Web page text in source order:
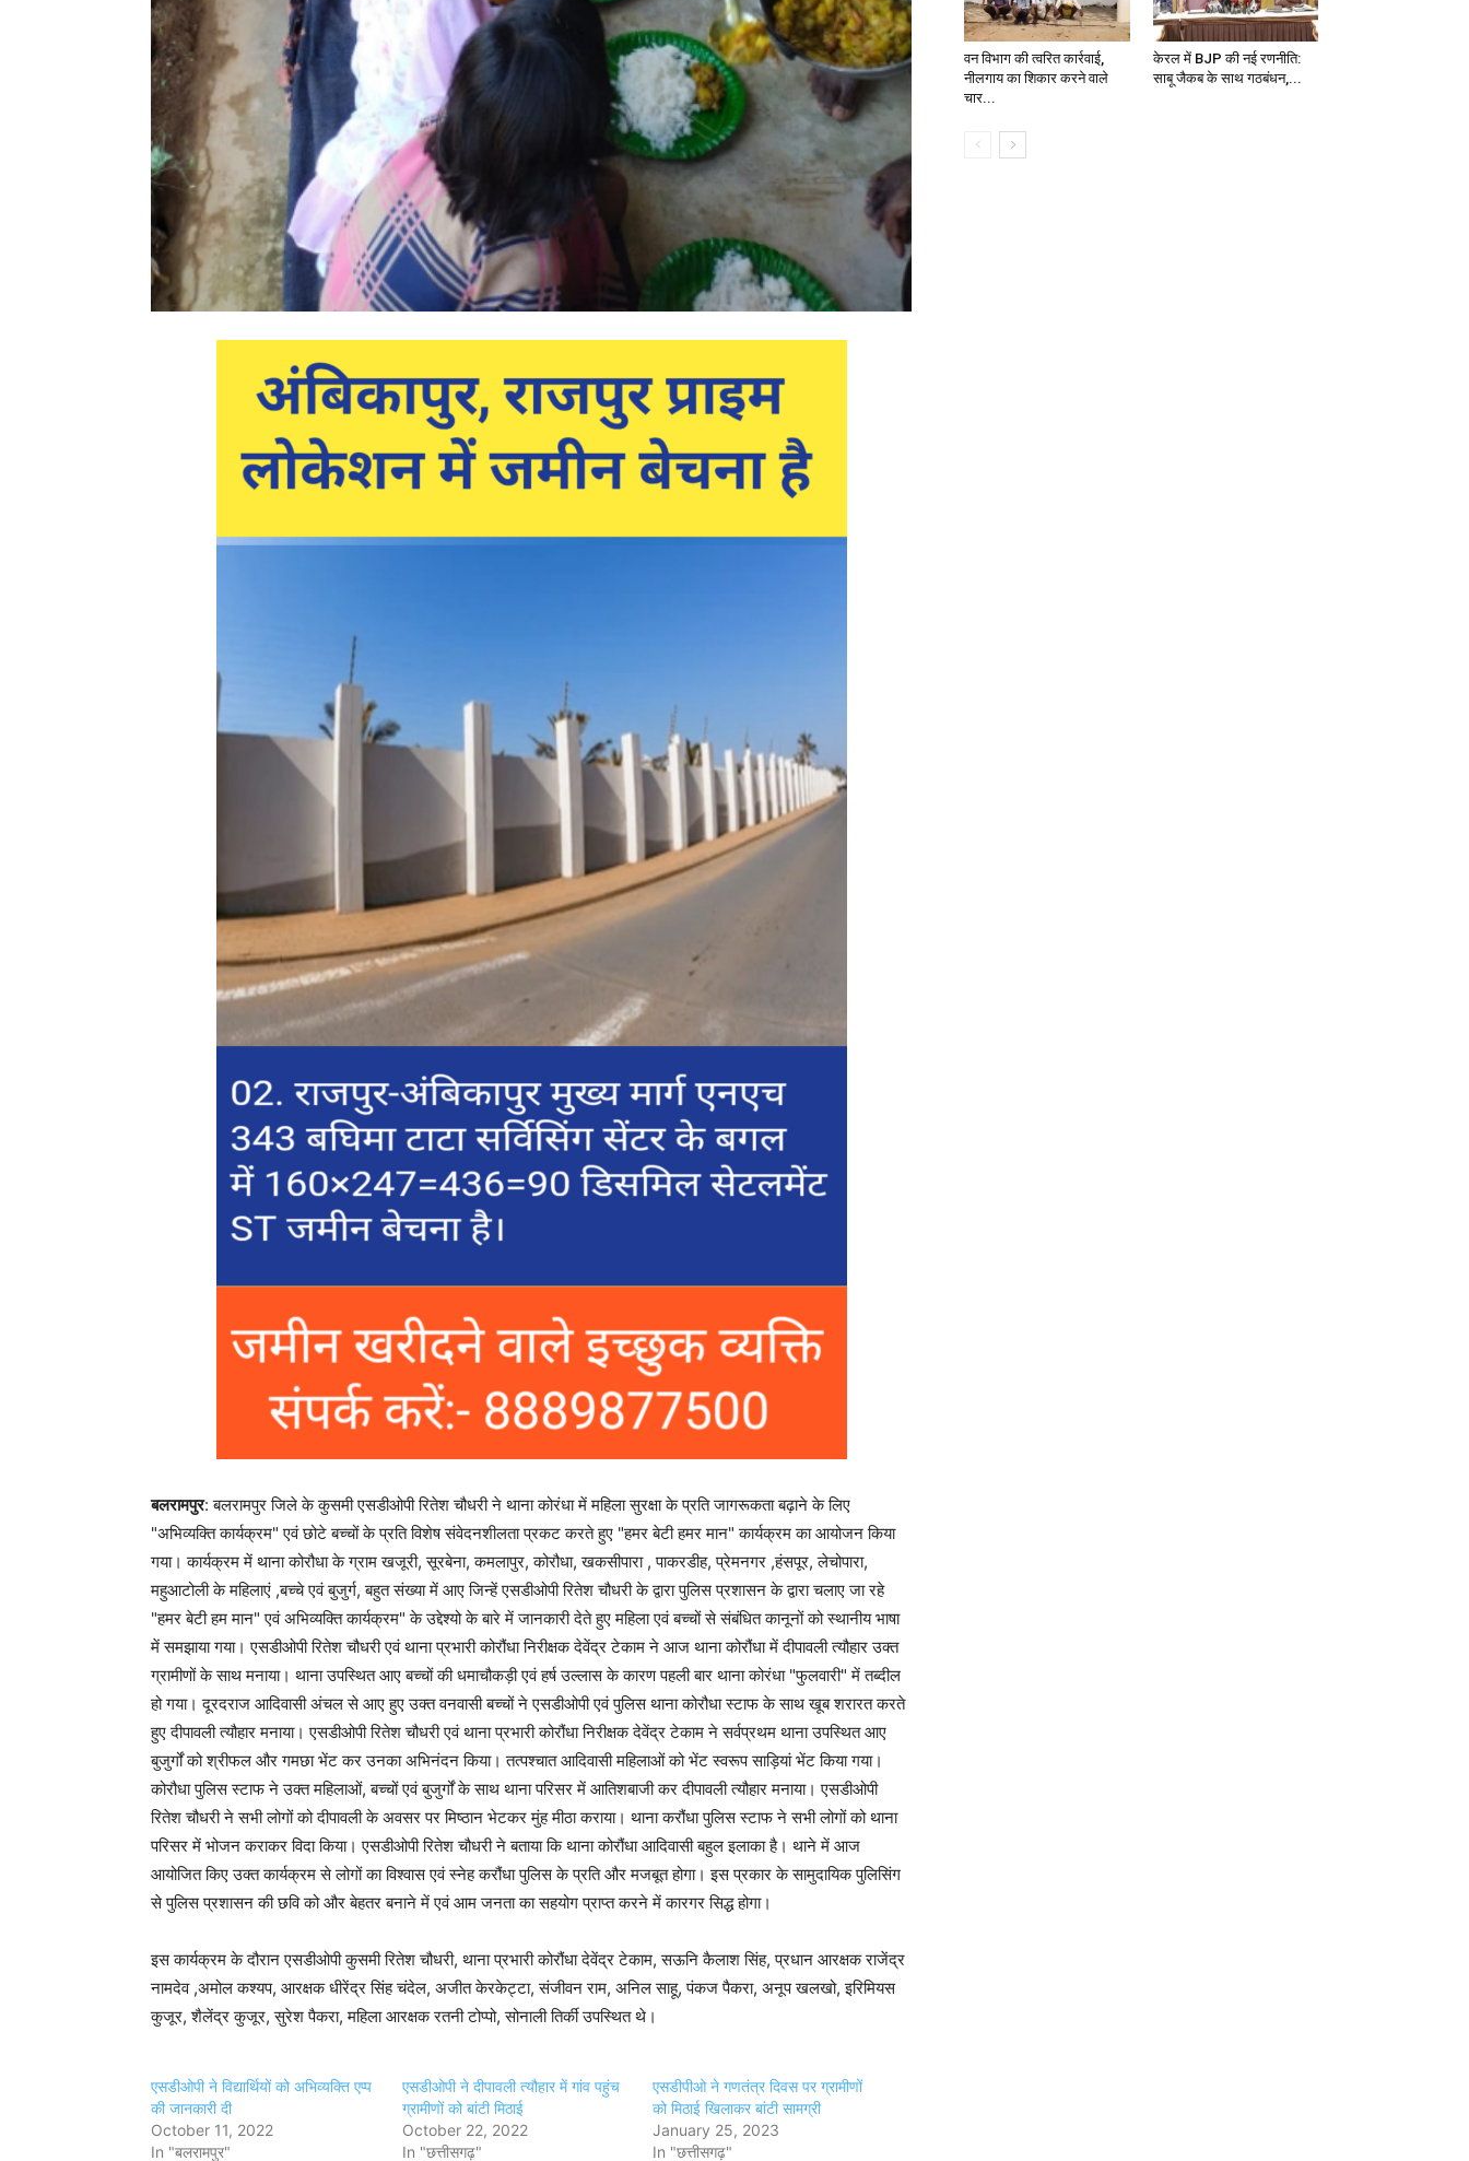
बलरामपुर: बलरामपुर जिले के कुसमी एसडीओपी रितेश चौधरी ने थाना कोरंधा में महिला सुरक्षा के प्रति जागरूकता बढ़ाने के लिए
"अभिव्यक्ति कार्यक्रम" एवं छोटे बच्चों के प्रति विशेष संवेदनशीलता प्रकट करते हुए "हमर बेटी हमर मान" कार्यक्रम का आयोजन किया
गया। कार्यक्रम में थाना कोरौधा के ग्राम खजूरी, सूरबेना, कमलापुर, कोरौधा, खकसीपारा , पाकरडीह, प्रेमनगर ,हंसपूर, लेचोपारा,
महुआटोली के महिलाएं ,बच्चे एवं बुजुर्ग, बहुत संख्या में आए जिन्हें एसडीओपी रितेश चौधरी के द्वारा पुलिस प्रशासन के द्वारा चलाए जा रहे
"हमर बेटी हम मान" एवं अभिव्यक्ति कार्यक्रम" के उद्देश्यो के बारे में जानकारी देते हुए महिला एवं बच्चों से संबंधित कानूनों को स्थानीय भाषा
में समझाया गया। एसडीओपी रितेश चौधरी एवं थाना प्रभारी कोरौंधा निरीक्षक देवेंद्र टेकाम ने आज थाना कोरौंधा में दीपावली त्यौहार उक्त
ग्रामीणों के साथ मनाया। थाना उपस्थित आए बच्चों की धमाचौकड़ी एवं हर्ष उल्लास के कारण पहली बार थाना कोरंधा "फुलवारी" में तब्दील
हो गया। दूरदराज आदिवासी अंचल से आए हुए उक्त वनवासी बच्चों ने एसडीओपी एवं पुलिस थाना कोरौधा स्टाफ के साथ खूब शरारत करते
हुए दीपावली त्यौहार मनाया। एसडीओपी रितेश चौधरी एवं थाना प्रभारी कोरौंधा निरीक्षक देवेंद्र टेकाम ने सर्वप्रथम थाना उपस्थित आए
बुजुर्गों को श्रीफल और गमछा भेंट कर उनका अभिनंदन किया। तत्पश्चात आदिवासी महिलाओं को भेंट स्वरूप साड़ियां भेंट किया गया।
कोरौधा पुलिस स्टाफ ने उक्त महिलाओं, बच्चों एवं बुजुर्गों के साथ थाना परिसर में आतिशबाजी कर दीपावली त्यौहार मनाया। एसडीओपी
रितेश चौधरी ने सभी लोगों को दीपावली के अवसर पर मिष्ठान भेटकर मुंह मीठा कराया। थाना करौंधा पुलिस स्टाफ ने सभी लोगों को थाना
परिसर में भोजन कराकर विदा किया। एसडीओपी रितेश चौधरी ने बताया कि थाना कोरौंधा आदिवासी बहुल इलाका है। थाने में आज
आयोजित किए उक्त कार्यक्रम से लोगों का विश्वास एवं स्नेह करौंधा पुलिस के प्रति और मजबूत होगा। इस प्रकार के सामुदायिक पुलिसिंग
से पुलिस प्रशासन की छवि को और बेहतर बनाने में एवं आम जनता का सहयोग प्राप्त करने में कारगर सिद्ध होगा।
इस कार्यक्रम के दौरान एसडीओपी कुसमी रितेश चौधरी, थाना प्रभारी कोरौंधा देवेंद्र टेकाम, सऊनि कैलाश सिंह, प्रधान आरक्षक राजेंद्र
नामदेव ,अमोल कश्यप, आरक्षक धीरेंद्र सिंह चंदेल, अजीत केरकेट्टा, संजीवन राम, अनिल साहू, पंकज पैकरा, अनूप खलखो, इरिमियस
कुजूर, शैलेंद्र कुजूर, सुरेश पैकरा, महिला आरक्षक रतनी टोप्पो, सोनाली तिर्की उपस्थित थे।
एसडीओपी ने विद्यार्थियों को अभिव्यक्ति एप्प
की जानकारी दी
October 11, 2022
In "बलरामपुर"
एसडीओपी ने दीपावली त्यौहार में गांव पहुंच
ग्रामीणों को बांटी मिठाई
October 22, 2022
In "छत्तीसगढ़"
एसडीपीओ ने गणतंत्र दिवस पर ग्रामीणों
को मिठाई खिलाकर बांटी सामग्री
January 25, 2023
In "छत्तीसगढ़"
वन विभाग की त्वरित कार्रवाई,
नीलगाय का शिकार करने वाले
चार...
केरल में BJP की नई रणनीति:
साबू जैकब के साथ गठबंधन,...